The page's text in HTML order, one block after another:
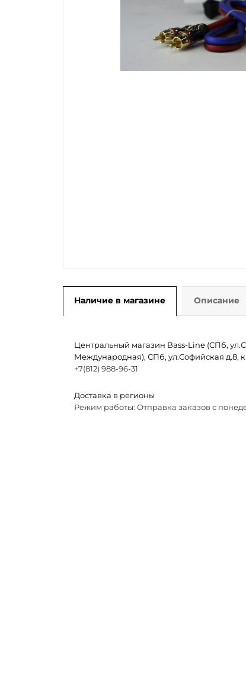
Наличие в магазине Описание
Центральный магазин Bass-Line (СПб,
Международная), СПб, ул.Софийская д.8,
+7(812) 988-96-31
Доставка в регионы
Режим работы: Отправка заказов с